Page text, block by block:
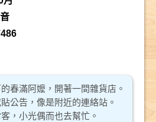
春滿阿嬤，開著一間雜貨店。
公告，像是附近的連絡站。
，小光偶而也去幫忙。